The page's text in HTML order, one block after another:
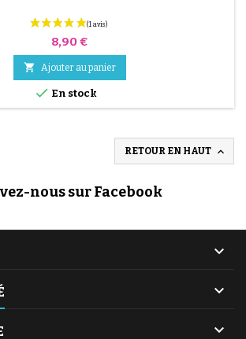
Prix
8,90 €
 Ajouter au panier
 En stock
RETOUR EN HAUT 
nous sur Facebook


